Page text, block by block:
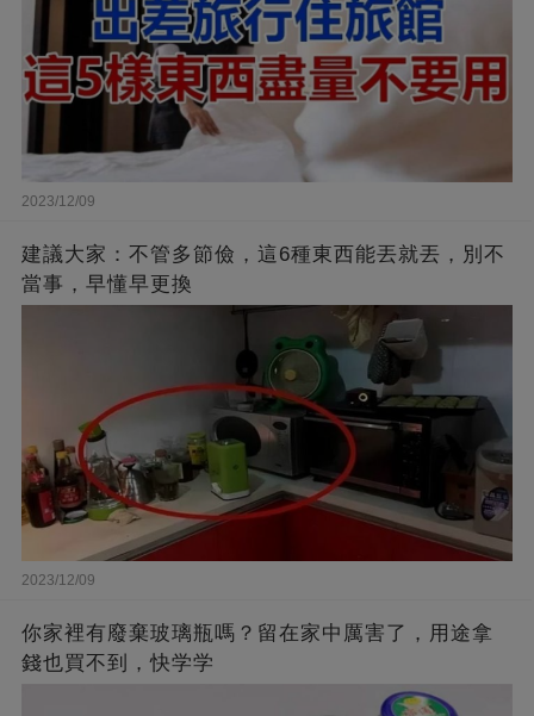
2023/12/09
建議大家：不管多節儉，這6種東西能丟就丟，別不
當事，早懂早更換
2023/12/09
你家裡有廢棄玻璃瓶嗎？留在家中厲害了，用途拿
錢也買不到，快学学